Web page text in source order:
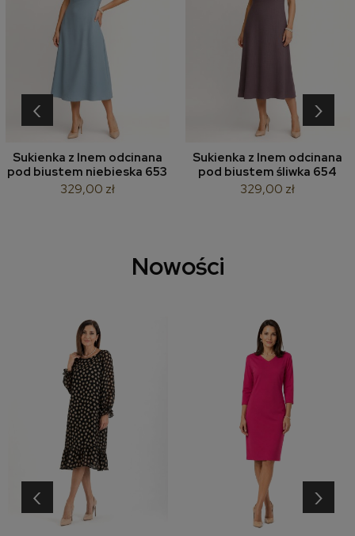
Sukienka z lnem odcinana
pod biustem niebieska 653
329,00 zł
Sukienka z lnem odcinana
pod biustem śliwka 654
329,00 zł
‹ ›
Nowości
‹ ›